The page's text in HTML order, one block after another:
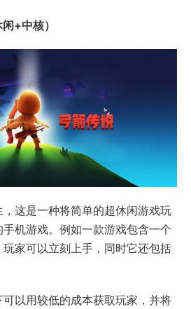
+中核）
这是一种将简单的超休闲游戏玩
机游戏。例如一款游戏包含一个
家可以立刻上手，同时它还包括
以用较低的成本获取玩家，并将